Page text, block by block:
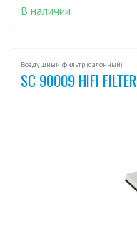
В наличии
Воздушный фильтр (салонный)
SC 90009 HIFI FILTER